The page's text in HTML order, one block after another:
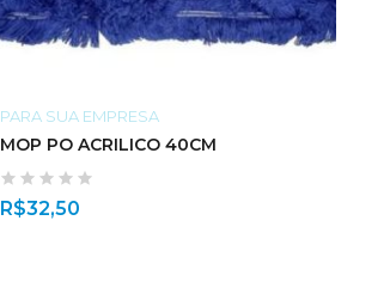
PARA SUA EMPRESA
MOP PO ACRILICO 40CM
R$32,50